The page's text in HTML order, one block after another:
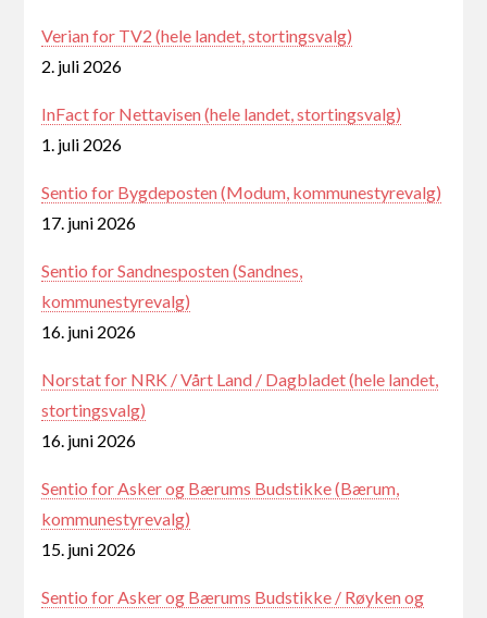
Verian for TV2 (hele landet, stortingsvalg)
2. juli 2026
InFact for Nettavisen (hele landet, stortingsvalg)
1. juli 2026
Sentio for Bygdeposten (Modum, kommunestyrevalg)
17. juni 2026
Sentio for Sandnesposten (Sandnes,
kommunestyrevalg)
16. juni 2026
Norstat for NRK / Vårt Land / Dagbladet (hele landet,
stortingsvalg)
16. juni 2026
Sentio for Asker og Bærums Budstikke (Bærum,
kommunestyrevalg)
15. juni 2026
Sentio for Asker og Bærums Budstikke / Røyken og